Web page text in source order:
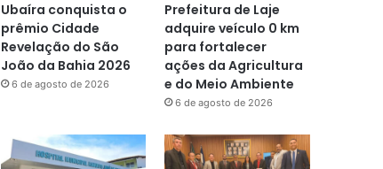
Ubaíra conquista o
prêmio Cidade
Revelação do São
João da Bahia 2026
6 de agosto de 2026
Prefeitura de Laje
adquire veículo 0 km
para fortalecer
ações da Agricultura
e do Meio Ambiente
6 de agosto de 2026